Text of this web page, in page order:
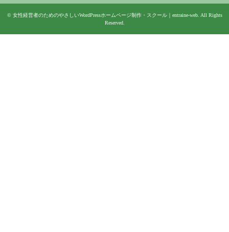
© 女性経営者のためのやさしいWordPressホームページ制作・スクール｜entraine-web. All Rights
Reserved.